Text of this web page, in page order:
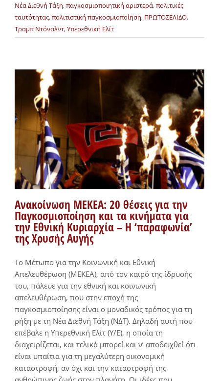
Νέα Διεθνή Τάξη,παγκοσμιοποιητική αριστερά,πολιτικές
ταυτότητας,πολιτιστική παγκοσμιοποίηση, ΠΡΩΤΟΣΕΛΙΔΟ,
Τραμπ Ντόναλντ,Υπερεθνική Ελίτ
Ανακοίνωση ΜΕΚΕΑ: 20 θέσεις για την
Παγκοσμιοποίηση και τα κινήματα για
την Εθνική Κυριαρχία – Η ‘παραφωνία’
της Χρυσής Αυγής
To Μέτωπο για την Κοινωνική και Εθνική
Απελευθέρωση (ΜΕΚΕΑ), από τον καιρό της ίδρυσής
του, πάλευε για την εθνική και κοινωνική
απελευθέρωση, που στην εποχή της
παγκοσμιοποίησης είναι ο μοναδικός τρόπος για τη
ρήξη με τη Νέα Διεθνή Τάξη (ΝΔΤ). Δηλαδή αυτή που
επέβαλε η Υπερεθνική Ελίτ (Υ/Ε), η οποία τη
διαχειρίζεται, και τελικά μπορεί και ν’ αποδειχθεί ότι
είναι υπαίτια για τη μεγαλύτερη οικονομική
καταστροφή, αν όχι και την καταστροφή της